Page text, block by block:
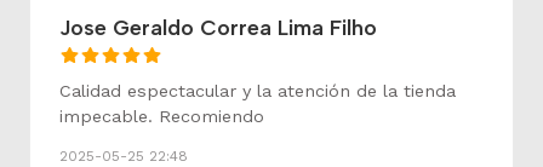
Jose Geraldo Correa Lima Filho
Calidad espectacular y la atención de la tienda
impecable. Recomiendo
2025-05-25 22:48